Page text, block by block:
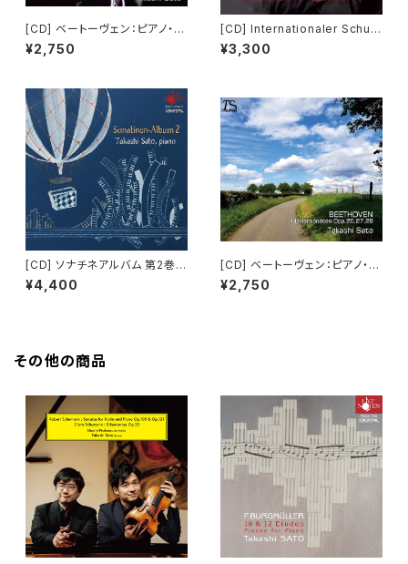
[CD] ベートーヴェン：ピアノ・ソ
ナタ 第21～23番、ほか
¥2,750
[CD] Internationaler Schub
ert-Wettbewerb - Klavier 2
007 Takashi Sato
¥3,300
[CD] ソナチネアルバム 第2巻
(2枚組)
¥4,400
[CD] ベートーヴェン：ピアノ・ソ
ナタ 第12～15番
¥2,750
その他の商品